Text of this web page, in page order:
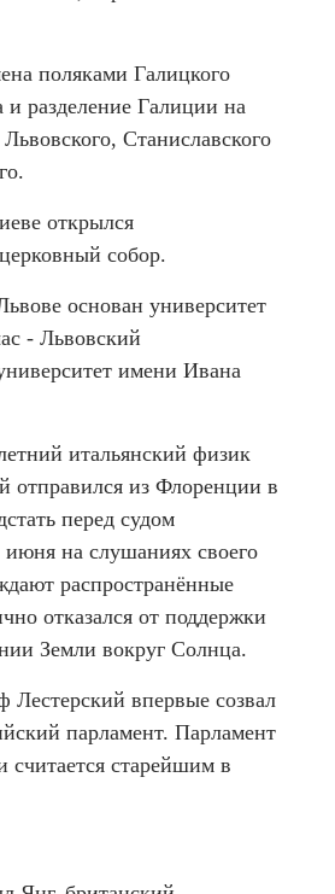
поляками Галицкого
и разделение Галиции на
Станиславского
открылся
собор.
основан университет
- Львовский
имени Ивана
итальянский физик
отправился из Флоренции в
перед судом
на слушаниях своего
распространённые
отказался от поддержки
Земли вокруг Солнца.
Лестерский впервые созвал
парламент. Парламент
считается старейшим в